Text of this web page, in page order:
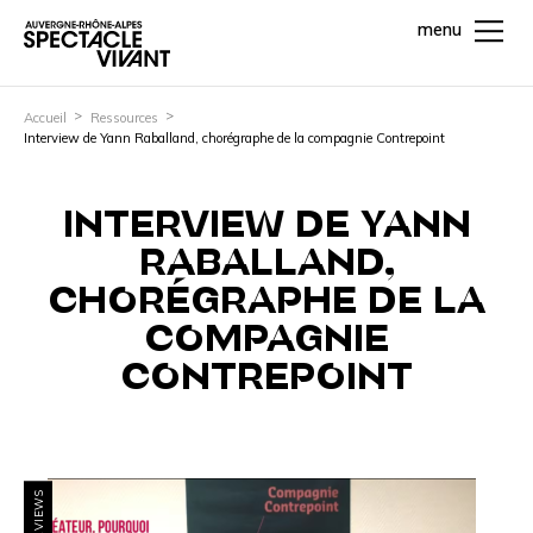
menu
Accueil
Ressources
Interview de Yann Raballand, chorégraphe de la compagnie Contrepoint
INTERVIEW DE YANN
RABALLAND,
CHORÉGRAPHE DE LA
COMPAGNIE
CONTREPOINT